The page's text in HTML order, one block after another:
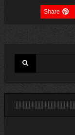
Share